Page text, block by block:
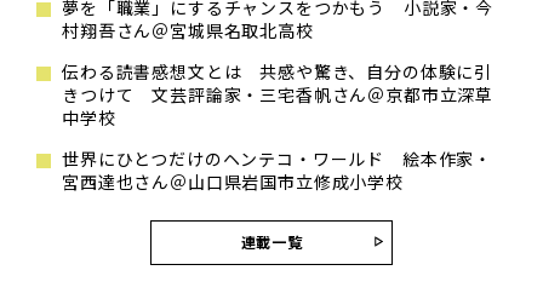
夢を「職業」にするチャンスをつかもう 小説家・今
村翔吾さん＠宮城県名取北高校
伝わる読書感想文とは 共感や驚き、自分の体験に引
きつけて 文芸評論家・三宅香帆さん＠京都市立深草
中学校
世界にひとつだけのヘンテコ・ワールド 絵本作家・
宮西達也さん＠山口県岩国市立修成小学校
連載一覧